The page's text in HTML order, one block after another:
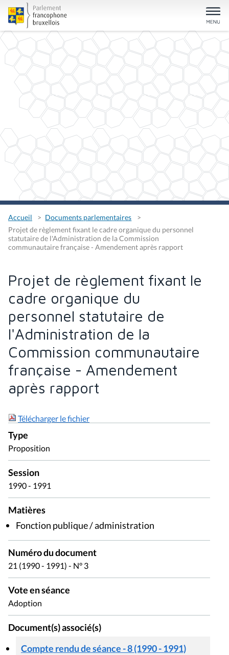
Accueil
Documents parlementaires
Projet de règlement fixant le cadre organique du personnel
statutaire de l'Administration de la Commission
communautaire française - Amendement après rapport
Projet de règlement fixant le
cadre organique du
personnel statutaire de
l'Administration de la
Commission communautaire
française - Amendement
après rapport
Télécharger le fichier
Type
Proposition
Session
1990 - 1991
Matières
Fonction publique / administration
Numéro du document
21 (1990 - 1991) - N° 3
Vote en séance
Adoption
Document(s) associé(s)
Compte rendu de séance - 8 (1990 - 1991)